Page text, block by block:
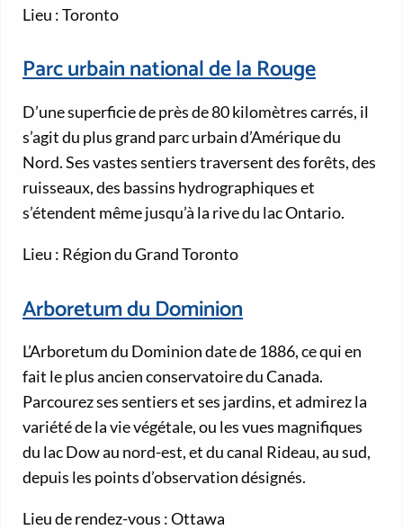
Lieu : Toronto
Parc urbain national de la Rouge
D’une superficie de près de 80 kilomètres carrés, il
s’agit du plus grand parc urbain d’Amérique du
Nord. Ses vastes sentiers traversent des forêts, des
ruisseaux, des bassins hydrographiques et
s’étendent même jusqu’à la rive du lac Ontario.
Lieu : Région du Grand Toronto
Arboretum du Dominion
L’Arboretum du Dominion date de 1886, ce qui en
fait le plus ancien conservatoire du Canada.
Parcourez ses sentiers et ses jardins, et admirez la
variété de la vie végétale, ou les vues magnifiques
du lac Dow au nord-est, et du canal Rideau, au sud,
depuis les points d’observation désignés.
Lieu de rendez-vous : Ottawa